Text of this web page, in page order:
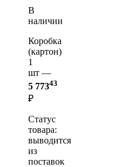
В
наличии
Коробка
(картон)
1
шт —
5 77343
₽
Статус
товара:
выводится
из
поставок